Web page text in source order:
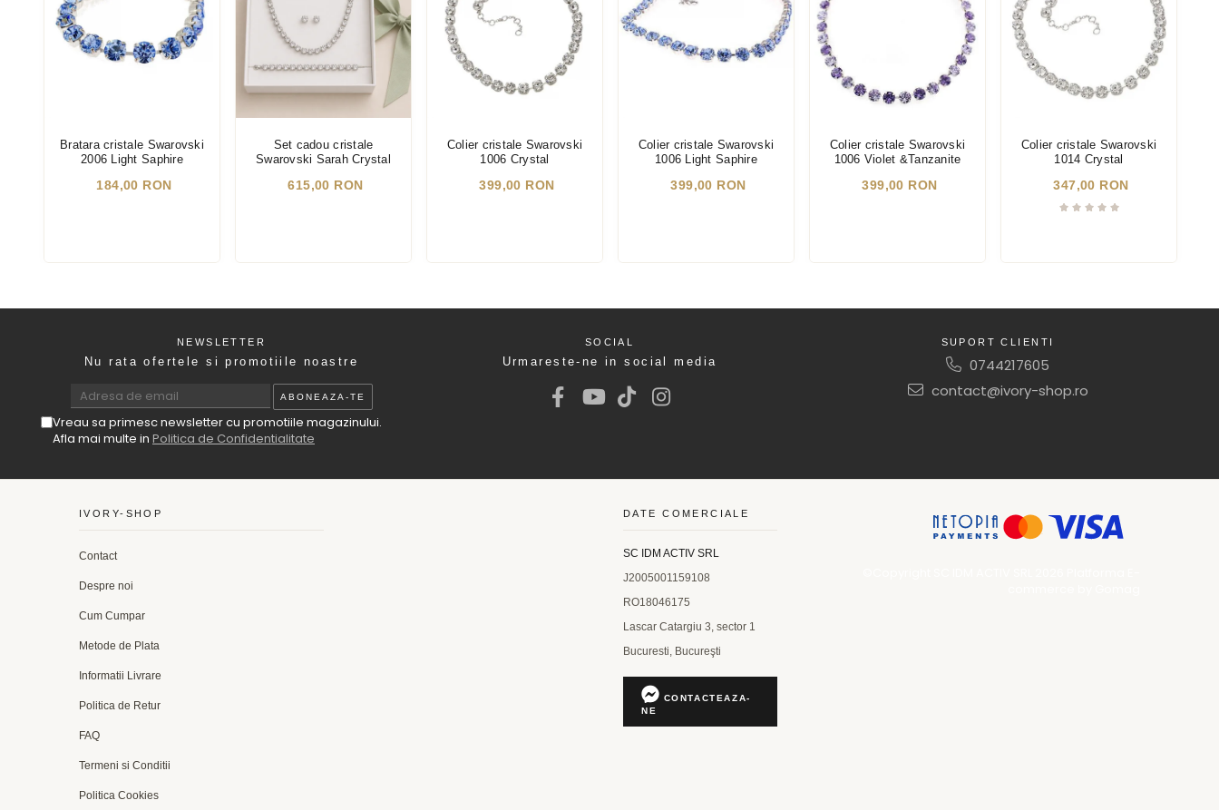
Bratara cristale Swarovski
2006 Light Saphire
184,00 RON
Set cadou cristale
Swarovski Sarah Crystal
615,00 RON
Colier cristale Swarovski
1006 Crystal
399,00 RON
Colier cristale Swarovski
1006 Light Saphire
399,00 RON
Colier cristale Swarovski
1006 Violet &Tanzanite
399,00 RON
Colier cristale Swarovski
1014 Crystal
347,00 RON
NEWSLETTER
Nu rata ofertele si promotiile noastre
Vreau sa primesc newsletter cu promotiile magazinului.
Afla mai multe in Politica de Confidentialitate
SOCIAL
Urmareste-ne in social media
SUPORT CLIENTI
0744217605
contact@ivory-shop.ro
IVORY-SHOP
Contact
Despre noi
Cum Cumpar
Metode de Plata
Informatii Livrare
Politica de Retur
FAQ
Termeni si Conditii
Politica Cookies
DATE COMERCIALE
SC IDM ACTIV SRL
J2005001159108
RO18046175
Lascar Catargiu 3, sector 1
Bucuresti, Bucureşti
CONTACTEAZA-
NE